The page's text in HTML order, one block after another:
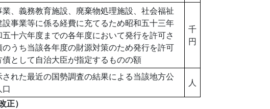
、義務教育施設、廃棄物処理施設、社会福祉
事業等に係る経費に充てるため昭和五十三年
十六年度までの各年度において発行を許可さ
うち当該各年度の財源対策のため発行を許可
債として自治大臣が指定するものの額
千
円
れた最近の国勢調査の結果による当該地方公
人
正）